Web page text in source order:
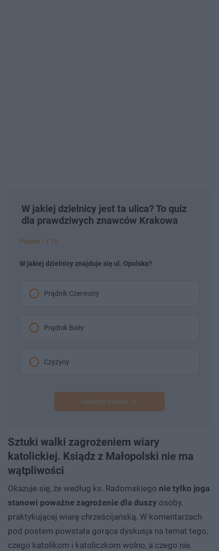
W jakiej dzielnicy jest ta ulica? To quiz
dla prawdziwych znawców Krakowa
Pytanie 1 z 15
W jakiej dzielnicy znajduje się ul. Opolska?
Prądnik Czerwony
Prądnik Biały
Czyżyny
Następne pytanie
Sztuki walki zagrożeniem wiary
katolickiej. Ksiądz z Małopolski nie ma
wątpliwości
Okazuje się, że według ks. Radomskiego nie tylko joga
stanowi poważne zagrożenie dla duszy osoby,
praktykującej wiarę chrześcijańską. W komentarzach
pod postem powstała gorąca dyskusja na temat tego,
czego katolikom i katoliczkom wolno, a czego nie.